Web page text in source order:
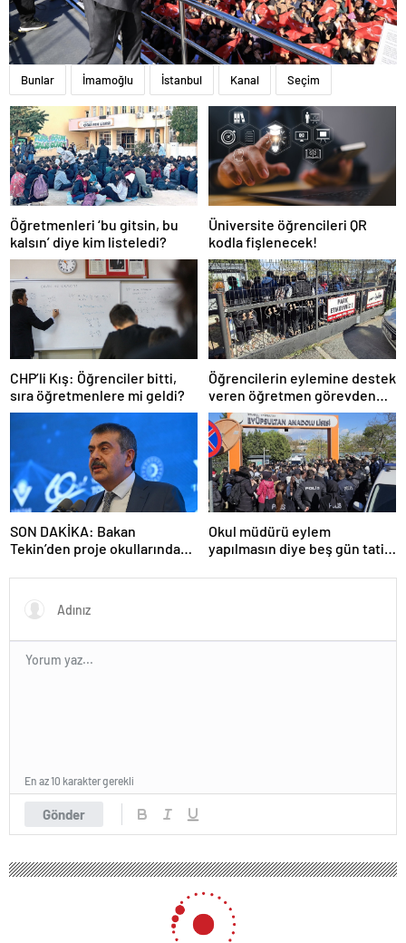
Bunlar İmamoğlu İstanbul Kanal Seçim
Öğretmenleri ‘bu gitsin, bu
kalsın’ diye kim listeledi?
Üniversite öğrencileri QR
kodla fişlenecek!
CHP’li Kış: Öğrenciler bitti,
sıra öğretmenlere mi geldi?
Öğrencilerin eylemine destek
veren öğretmen görevden
uzaklaştırıldı
SON DAKİKA: Bakan
Tekin’den proje okullarındaki
Okul müdürü eylem
yapılmasın diye beş gün tatil
Gönder
En az 10 karakter gerekli